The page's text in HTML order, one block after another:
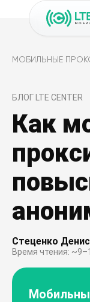
МОБИЛЬНЫЕ
БЛОГ LTE CENTER
Как
Стеценко Денис
Время чтения: